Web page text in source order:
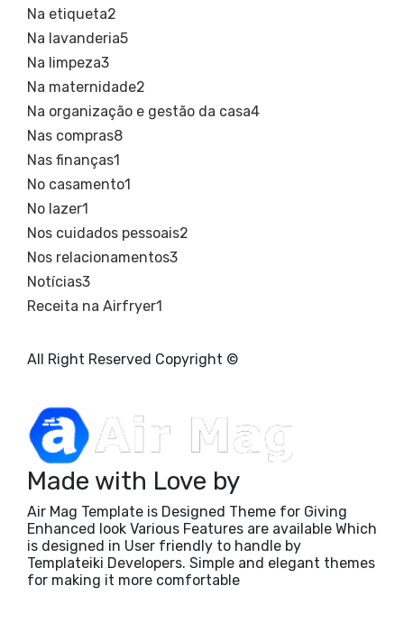
Na etiqueta2
Na lavanderia5
Na limpeza3
Na maternidade2
Na organização e gestão da casa4
Nas compras8
Nas finanças1
No casamento1
No lazer1
Nos cuidados pessoais2
Nos relacionamentos3
Notícias3
Receita na Airfryer1
All Right Reserved Copyright ©
Made with Love by
Air Mag Template is Designed Theme for Giving
Enhanced look Various Features are available Which
is designed in User friendly to handle by
Templateiki Developers. Simple and elegant themes
for making it more comfortable